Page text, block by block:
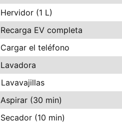
Hervidor (1 L)
Recarga EV completa
Cargar el teléfono
Lavadora
Lavavajillas
Aspirar (30 min)
Secador (10 min)